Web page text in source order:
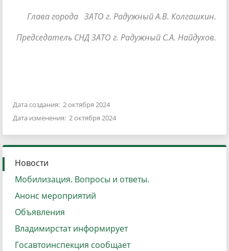
Глава города ЗАТО г. Радужный А.В. Колгашкин.
Председатель СНД ЗАТО г. Радужный С.А. Найдухов.
Дата создания: 2 октября 2024
Дата изменения: 2 октября 2024
Новости
Мобилизация. Вопросы и ответы.
Анонс мероприятий
Объявления
Владимирстат информирует
Госавтоинспекция сообщает